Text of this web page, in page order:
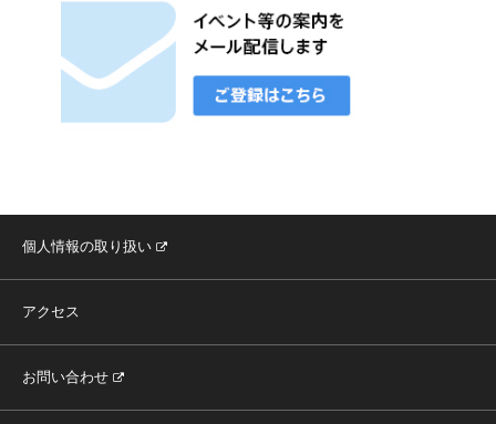
個人情報の取り扱い
アクセス
お問い合わせ